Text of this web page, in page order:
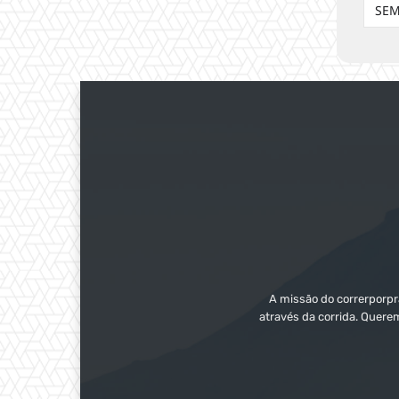
A missão do
através da corrida.